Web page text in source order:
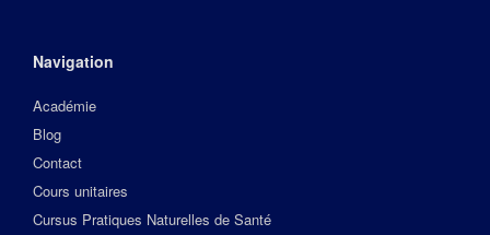
Navigation
Académie
Blog
Contact
Cours unitaires
Cursus Pratiques Naturelles de Santé